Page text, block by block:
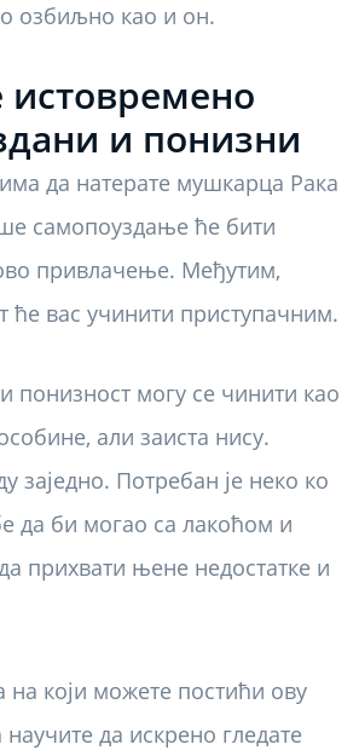
озбиљно као и он.
истовремено
и понизни
да натерате мушкарца Рака
самопоуздање ће бити
привлачење. Међутим,
ће вас учинити приступачним.
понизност могу се чинити као
али заиста нису.
заједно. Потребан је неко ко
да би могао са лакоћом и
прихвати њене недостатке и
на који можете постићи ову
научите да искрено гледате